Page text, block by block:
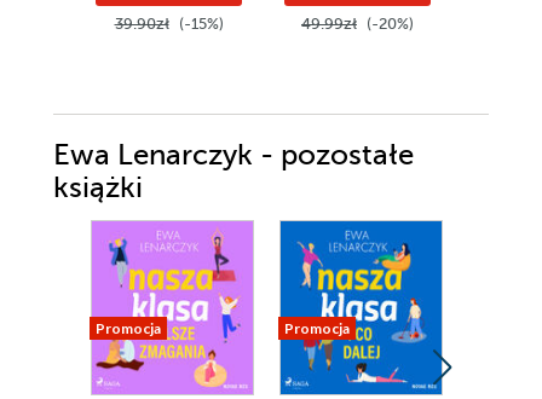
39.90zł (-15%) 49.99zł (-20%)
Ewa Lenarczyk - pozostałe
książki
Promocja Promocja